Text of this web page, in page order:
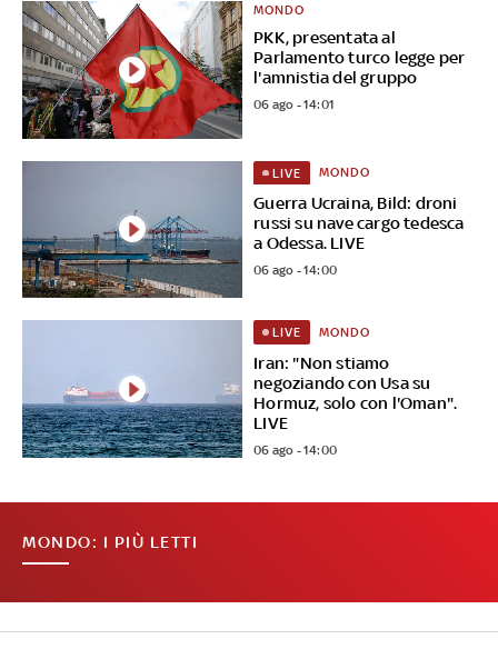
PKK, presentata al
Parlamento turco legge per
l'amnistia del gruppo
MONDO
06 ago - 14:01
Guerra Ucraina, Bild: droni
russi su nave cargo tedesca
a Odessa. LIVE
LIVE MONDO
06 ago - 14:00
Iran: "Non stiamo
negoziando con Usa su
Hormuz, solo con l'Oman".
LIVE
LIVE MONDO
06 ago - 14:00
MONDO: I PIÙ LETTI